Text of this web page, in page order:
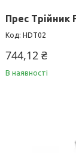
Прес Трійник
HDT02
744,12 ₴
В наявності